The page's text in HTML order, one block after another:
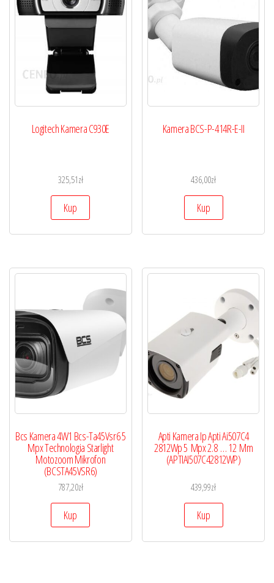
Logitech Kamera C930E
325,51zł
Kup
Kamera BCS-P-414R-E-II
436,00zł
Kup
Bcs Kamera 4W1 Bcs-Ta45Vsr6 5
Mpx Technologia Starlight
Motozoom Mikrofon
(BCSTA45VSR6)
787,20zł
Kup
Apti Kamera Ip Apti Ai507C4
2812Wp 5 Mpx 2.8 … 12 Mm
(APTIAI507C42812WP)
439,99zł
Kup